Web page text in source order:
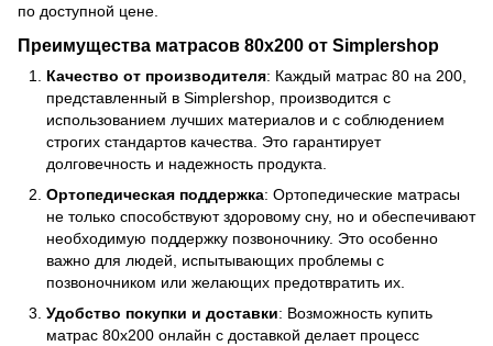
по доступной цене.
Преимущества матрасов 80х200 от Simplershop
Качество от производителя: Каждый матрас 80 на 200,
представленный в Simplershop, производится с
использованием лучших материалов и с соблюдением
строгих стандартов качества. Это гарантирует
долговечность и надежность продукта.
Ортопедическая поддержка: Ортопедические матрасы
не только способствуют здоровому сну, но и обеспечивают
необходимую поддержку позвоночнику. Это особенно
важно для людей, испытывающих проблемы с
позвоночником или желающих предотвратить их.
Удобство покупки и доставки: Возможность купить
матрас 80х200 онлайн с доставкой делает процесс